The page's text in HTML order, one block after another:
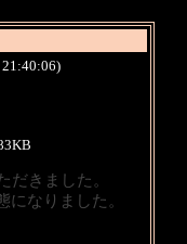
21:40:06)
だきました。
になりました。